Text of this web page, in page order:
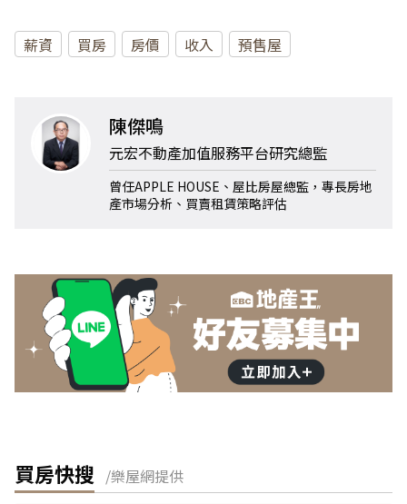
薪資 買房 房價 收入 預售屋
陳傑鳴
元宏不動產加值服務平台研究總監
曾任APPLE HOUSE、屋比房屋總監，專長房地
產市場分析、買賣租賃策略評估
買房快搜 /樂屋網提供